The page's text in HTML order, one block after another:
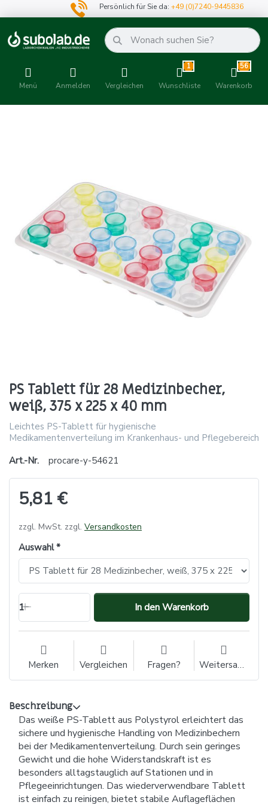
Persönlich für Sie da:+49 (0)7240-9445836
Menü Anmelden Vergleichen
1
Wunschliste
56
Warenkorb
PS Tablett für 28 Medizinbecher,
weiß, 375 x 225 x 40 mm
Leichtes PS-Tablett für hygienische
Medikamentenverteilung im Krankenhaus- und Pflegebereich
Art.-Nr.
procare-y-54621
5,81 €
zzgl. MwSt. zzgl. Versandkosten
Auswahl
1 In den Warenkorb
Merken Vergleichen Fragen? Weitersagen
Beschreibung
Das weiße PS-Tablett aus Polystyrol erleichtert das
sichere und hygienische Handling von Medizinbechern
bei der Medikamentenverteilung. Durch sein geringes
Gewicht und die hohe Widerstandskraft ist es
besonders alltagstauglich auf Stationen und in
Pflegeeinrichtungen. Das wiederverwendbare Tablett
ist einfach zu reinigen, bietet stabile Auflageflächen